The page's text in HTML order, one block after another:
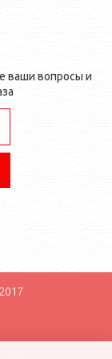
ваши вопросы и